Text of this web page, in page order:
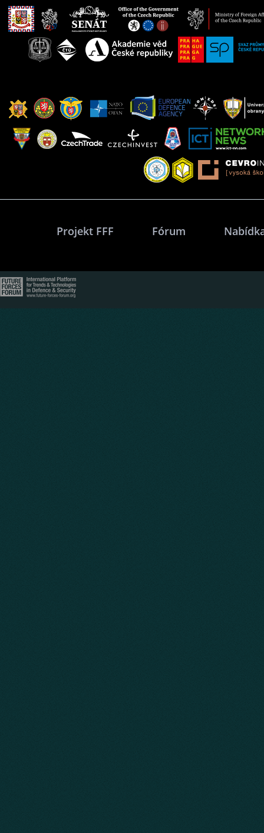
Projekt FFF Fórum